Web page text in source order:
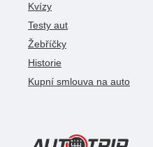
Kvízy
Testy aut
Žebříčky
Historie
Kupní smlouva na auto